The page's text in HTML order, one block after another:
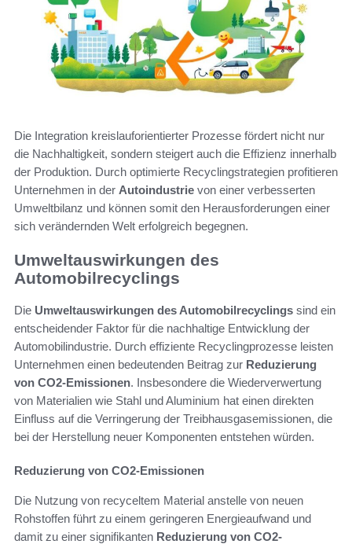
Die Integration kreislauforientierter Prozesse fördert nicht nur
die Nachhaltigkeit, sondern steigert auch die Effizienz innerhalb
der Produktion. Durch optimierte Recyclingstrategien profitieren
Unternehmen in der Autoindustrie von einer verbesserten
Umweltbilanz und können somit den Herausforderungen einer
sich verändernden Welt erfolgreich begegnen.
Umweltauswirkungen des
Automobilrecyclings
Die Umweltauswirkungen des Automobilrecyclings sind ein
entscheidender Faktor für die nachhaltige Entwicklung der
Automobilindustrie. Durch effiziente Recyclingprozesse leisten
Unternehmen einen bedeutenden Beitrag zur Reduzierung
von CO2-Emissionen. Insbesondere die Wiederverwertung
von Materialien wie Stahl und Aluminium hat einen direkten
Einfluss auf die Verringerung der Treibhausgasemissionen, die
bei der Herstellung neuer Komponenten entstehen würden.
Reduzierung von CO2-Emissionen
Die Nutzung von recyceltem Material anstelle von neuen
Rohstoffen führt zu einem geringeren Energieaufwand und
damit zu einer signifikanten Reduzierung von CO2-